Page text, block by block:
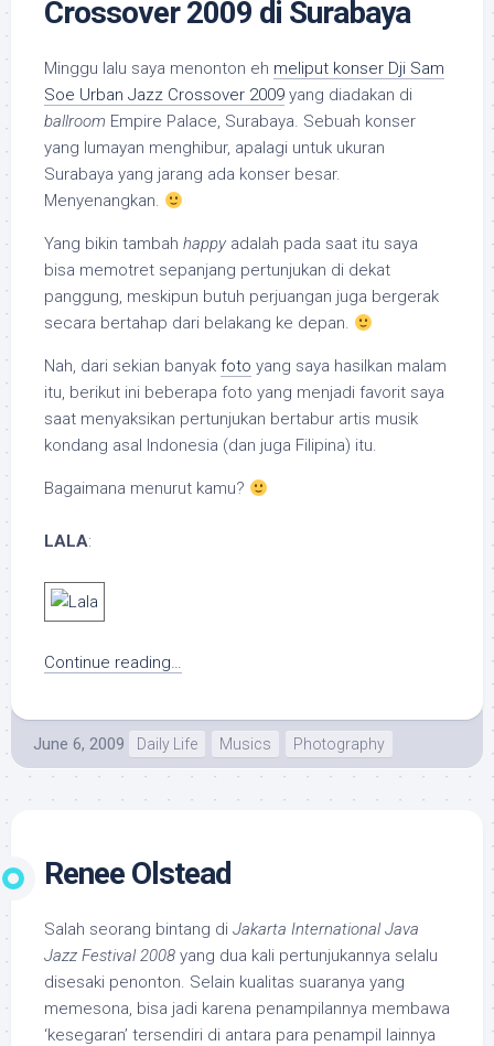
Crossover 2009 di Surabaya
Minggu lalu saya menonton eh meliput konser Dji Sam
Soe Urban Jazz Crossover 2009 yang diadakan di
ballroom Empire Palace, Surabaya. Sebuah konser
yang lumayan menghibur, apalagi untuk ukuran
Surabaya yang jarang ada konser besar.
Menyenangkan.
Yang bikin tambah happy adalah pada saat itu saya
bisa memotret sepanjang pertunjukan di dekat
panggung, meskipun butuh perjuangan juga bergerak
secara bertahap dari belakang ke depan.
Nah, dari sekian banyak foto yang saya hasilkan malam
itu, berikut ini beberapa foto yang menjadi favorit saya
saat menyaksikan pertunjukan bertabur artis musik
kondang asal Indonesia (dan juga Filipina) itu.
Bagaimana menurut kamu?
LALA:
Continue reading…
June 6, 2009 Daily Life Musics Photography
Renee Olstead
Salah seorang bintang di Jakarta International Java
Jazz Festival 2008 yang dua kali pertunjukannya selalu
disesaki penonton. Selain kualitas suaranya yang
memesona, bisa jadi karena penampilannya membawa
‘kesegaran’ tersendiri di antara para penampil lainnya